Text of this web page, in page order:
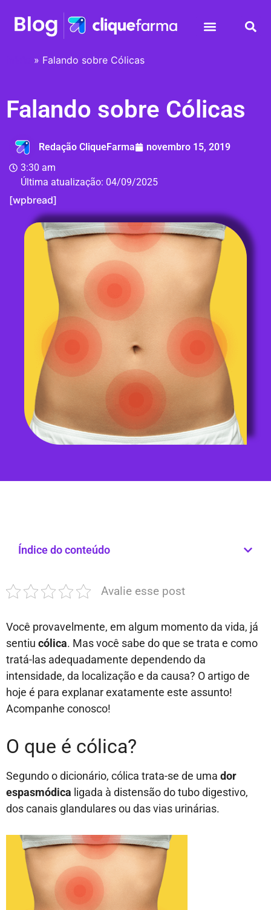
» Falando sobre Cólicas
Falando sobre Cólicas
Redação CliqueFarma
novembro 15, 2019
3:30 am
Última atualização: 04/09/2025
[wpbread]
Índice do conteúdo
Avalie esse post
Você provavelmente, em algum momento da vida, já
sentiu cólica. Mas você sabe do que se trata e como
tratá-las adequadamente dependendo da
intensidade, da localização e da causa? O artigo de
hoje é para explanar exatamente este assunto!
Acompanhe conosco!
O que é cólica?
Segundo o dicionário, cólica trata-se de uma dor
espasmódica ligada à distensão do tubo digestivo,
dos canais glandulares ou das vias urinárias.